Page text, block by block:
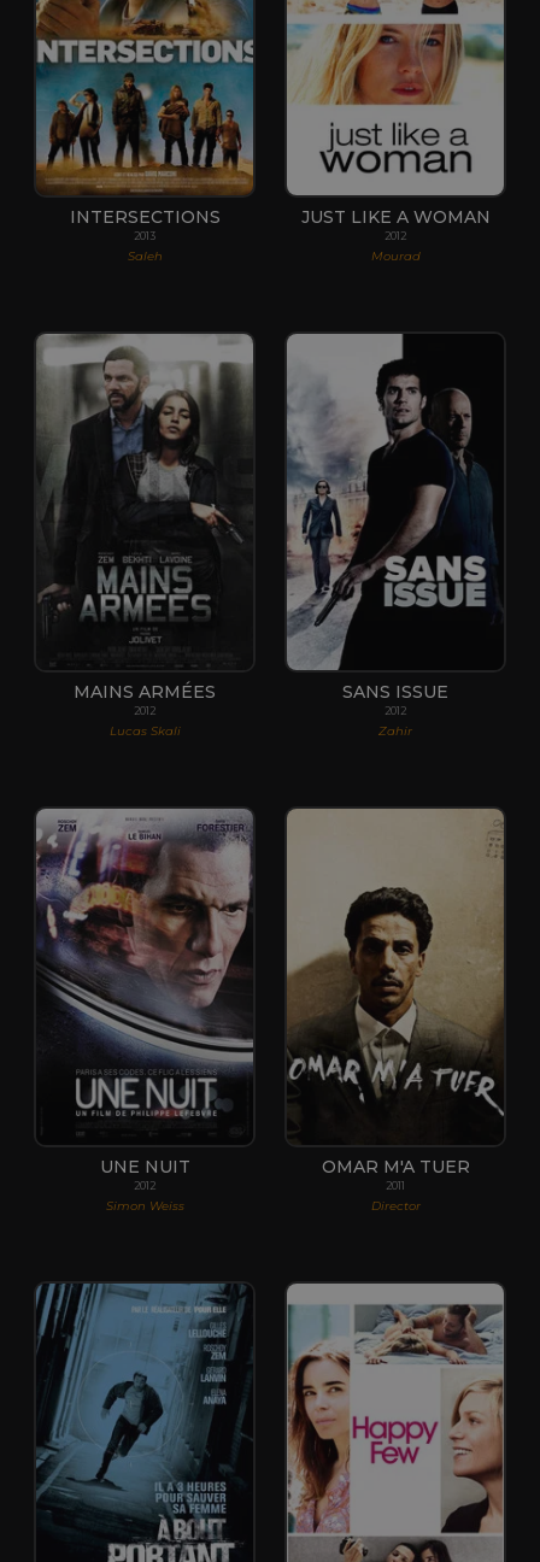
INTERSECTIONS
2013
Saleh
JUST LIKE A WOMAN
2012
Mourad
MAINS ARMÉES
2012
Lucas Skali
SANS ISSUE
2012
Zahir
UNE NUIT
2012
Simon Weiss
OMAR M'A TUER
2011
Director